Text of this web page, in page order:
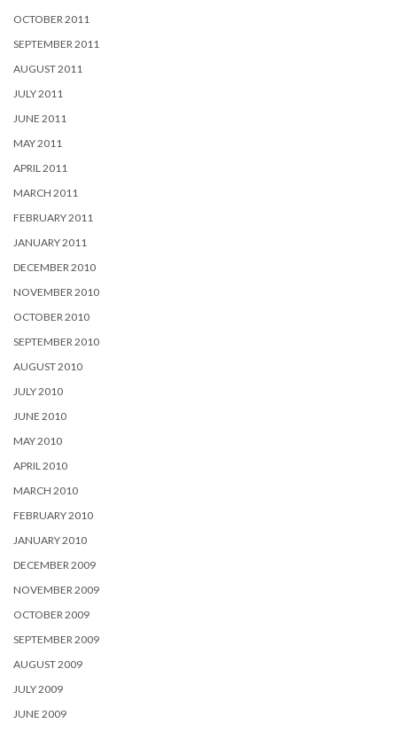
OCTOBER 2011
SEPTEMBER 2011
AUGUST 2011
JULY 2011
JUNE 2011
MAY 2011
APRIL 2011
MARCH 2011
FEBRUARY 2011
JANUARY 2011
DECEMBER 2010
NOVEMBER 2010
OCTOBER 2010
SEPTEMBER 2010
AUGUST 2010
JULY 2010
JUNE 2010
MAY 2010
APRIL 2010
MARCH 2010
FEBRUARY 2010
JANUARY 2010
DECEMBER 2009
NOVEMBER 2009
OCTOBER 2009
SEPTEMBER 2009
AUGUST 2009
JULY 2009
JUNE 2009